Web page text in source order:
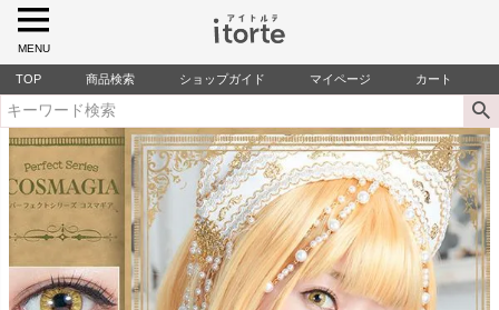
MENU
TOP 商品検索 ショップガイド マイページ カート